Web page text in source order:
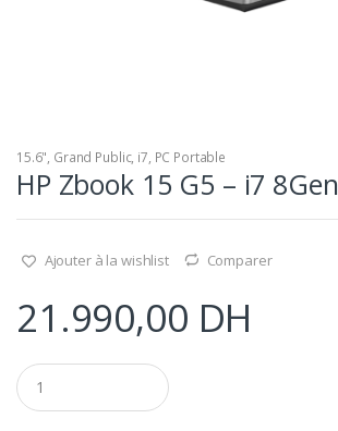
15.6", Grand Public, i7, PC Portable
HP Zbook 15 G5 – i7 8Gen
Ajouter à la wishlist Comparer
21.990,00 DH
Q
u
a